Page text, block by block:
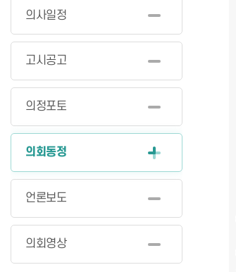
의사일정
고시공고
의정포토
의회동정
언론보도
의회영상